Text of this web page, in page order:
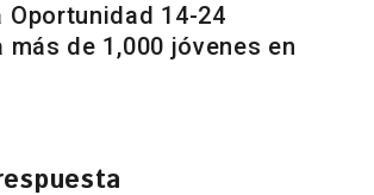
Oportunidad 14-24
más de 1,000 jóvenes en